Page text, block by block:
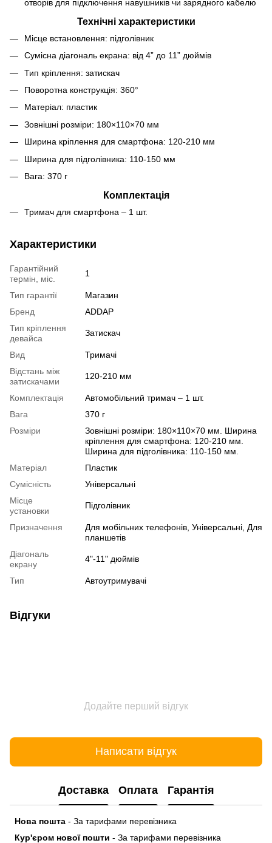
отворів для підключення навушників чи зарядного кабелю
Технічні характеристики
Місце встановлення: підголівник
Сумісна діагональ екрана: від 4” до 11” дюймів
Тип кріплення: затискач
Поворотна конструкція: 360°
Матеріал: пластик
Зовнішні розміри: 180×110×70 мм
Ширина кріплення для смартфона: 120-210 мм
Ширина для підголівника: 110-150 мм
Вага: 370 г
Комплектація
Тримач для смартфона – 1 шт.
Характеристики
Гарантійний
термін, міс.
1
Тип гарантії
Магазин
Бренд
ADDAP
Тип кріплення
девайса
Затискач
Вид
Тримачі
Відстань між
затискачами
120-210 мм
Комплектація
Автомобільний тримач – 1 шт.
Вага
370 г
Розміри
Зовнішні розміри: 180×110×70 мм. Ширина
кріплення для смартфона: 120-210 мм.
Ширина для підголівника: 110-150 мм.
Матеріал
Пластик
Сумісність
Універсальні
Місце
установки
Підголівник
Призначення
Для мобільних телефонів, Універсальні, Для
планшетів
Діагональ
екрану
4"-11" дюймів
Тип Автоутримувачі
Відгуки
Додайте перший відгук
Написати відгук
Доставка Оплата Гарантія
Нова пошта - За тарифами перевізника
Кур'єром нової пошти - За тарифами перевізника